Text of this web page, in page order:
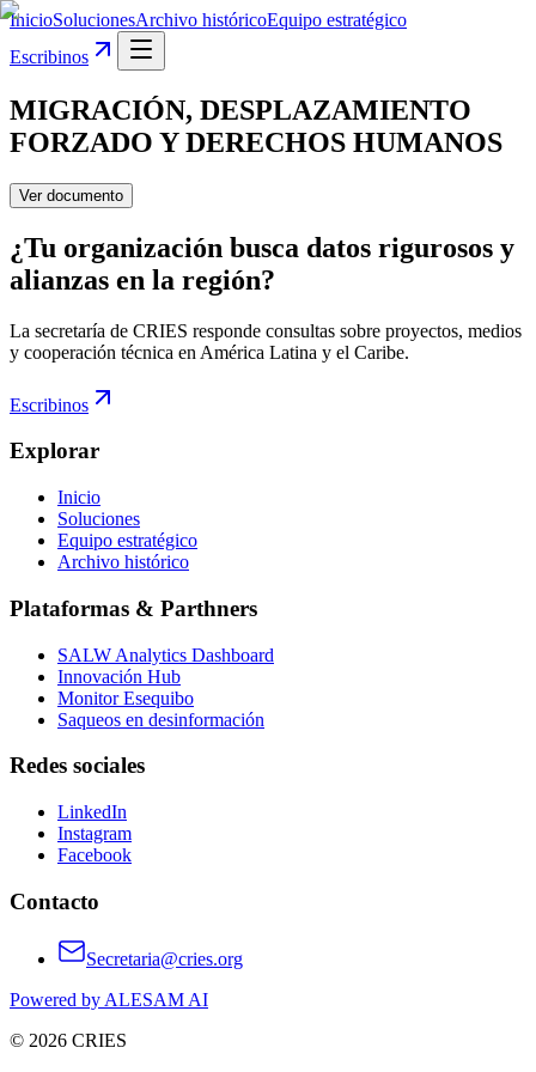
InicioSolucionesArchivo históricoEquipo estratégico
Escribinos
MIGRACIÓN, DESPLAZAMIENTO
FORZADO Y DERECHOS HUMANOS
Ver documento
¿Tu organización busca datos rigurosos y
alianzas en la región?
La secretaría de CRIES responde consultas sobre proyectos, medios
y cooperación técnica en América Latina y el Caribe.
Escribinos
Explorar
Inicio
Soluciones
Equipo estratégico
Archivo histórico
Plataformas & Parthners
SALW Analytics Dashboard
Innovación Hub
Monitor Esequibo
Saqueos en desinformación
Redes sociales
LinkedIn
Instagram
Facebook
Contacto
Secretaria@cries.org
Powered by ALESAM AI
© 2026 CRIES